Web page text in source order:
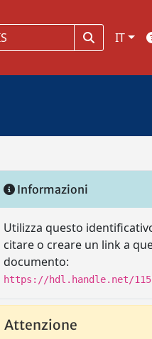
IT
Informazioni
Utilizza questo
citare o creare un link a
documento:
https://hdl.handle.net/
Attenzione